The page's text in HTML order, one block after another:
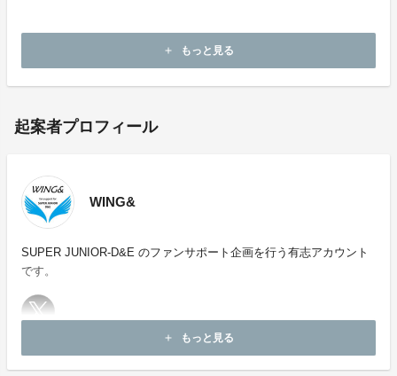
所等へのお問い合わせはご遠慮願います。
add もっと見る
起案者プロフィール
WING&
SUPER JUNIOR-D&E のファンサポート企画を行う有志アカウント
です。
add もっと見る